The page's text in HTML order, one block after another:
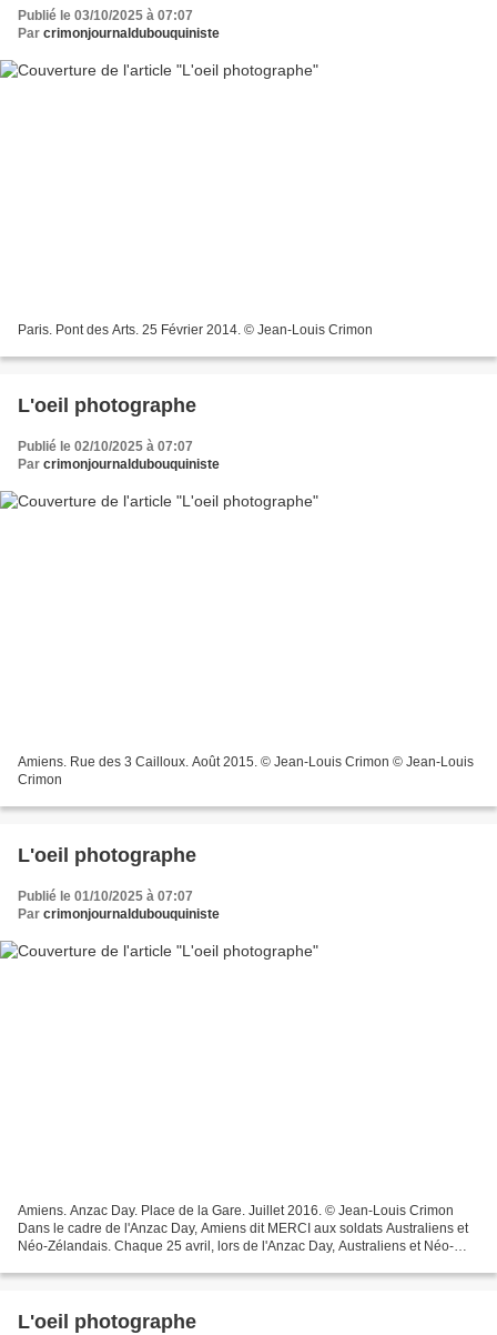
Publié le 03/10/2025 à 07:07
Par crimonjournaldubouquiniste
Paris. Pont des Arts. 25 Février 2014. © Jean-Louis Crimon
L'oeil photographe
Publié le 02/10/2025 à 07:07
Par crimonjournaldubouquiniste
Amiens. Rue des 3 Cailloux. Août 2015. © Jean-Louis Crimon © Jean-Louis
Crimon
L'oeil photographe
Publié le 01/10/2025 à 07:07
Par crimonjournaldubouquiniste
Amiens. Anzac Day. Place de la Gare. Juillet 2016. © Jean-Louis Crimon
Dans le cadre de l'Anzac Day, Amiens dit MERCI aux soldats Australiens et
Néo-Zélandais. Chaque 25 avril, lors de l'Anzac Day, Australiens et Néo-
L'oeil photographe